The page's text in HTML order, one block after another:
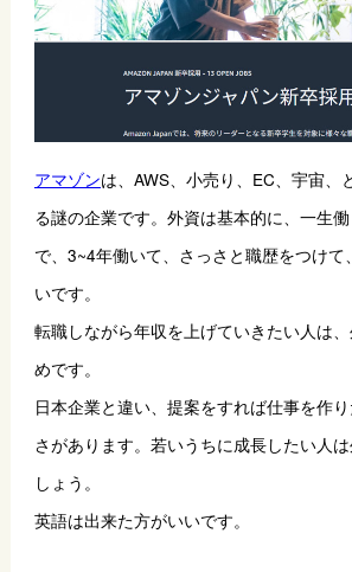
アマゾンは、AWS、小売り、EC、宇宙、
る謎の企業です。外資は基本的に、一生
で、3~4年働いて、さっさと職歴をつけて
いです。
転職しながら年収を上げていきたい人は
めです。
日本企業と違い、提案をすれば仕事を作
さがあります。若いうちに成長したい人
しょう。
英語は出来た方がいいです。